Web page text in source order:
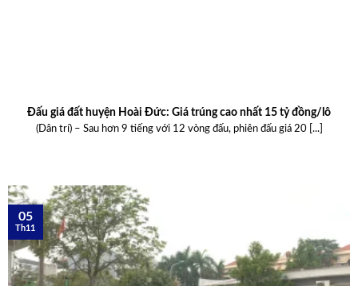
Đấu giá đất huyện Hoài Đức: Giá trúng cao nhất 15 tỷ đồng/lô
(Dân trí) – Sau hơn 9 tiếng với 12 vòng đấu, phiên đấu giá 20 [...]
05
Th11